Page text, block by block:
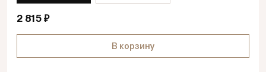
2 815 ₽
В корзину